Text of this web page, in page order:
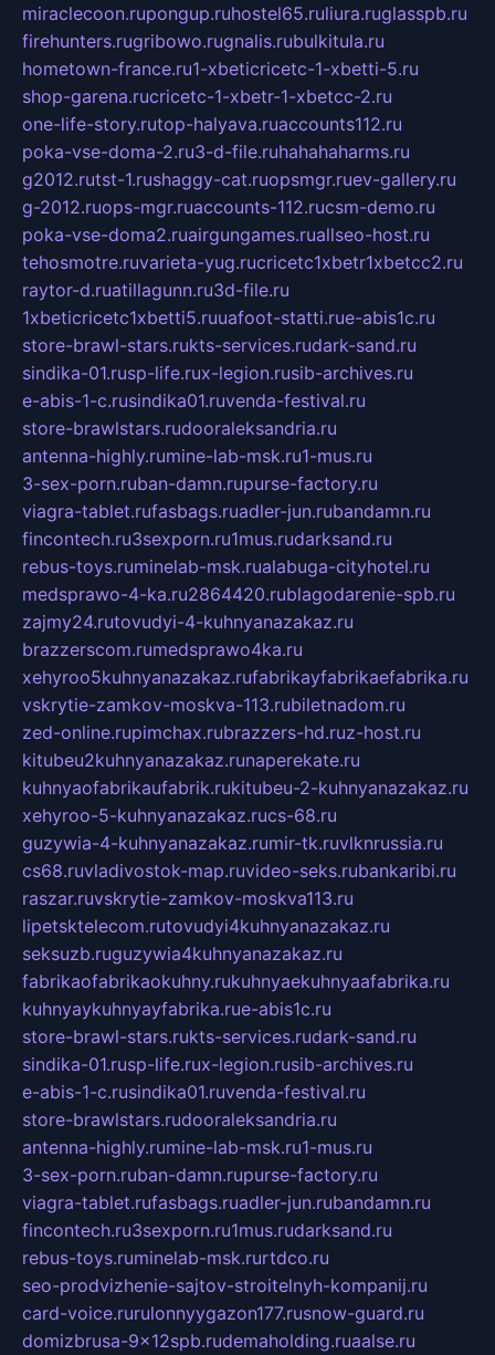
miraclecoon.rupongup.ruhostel65.ruliura.ruglasspb.ru
firehunters.rugribowo.rugnalis.rubulkitula.ru
hometown-france.ru1-xbeticricetc-1-xbetti-5.ru
shop-garena.rucricetc-1-xbetr-1-xbetcc-2.ru
one-life-story.rutop-halyava.ruaccounts112.ru
poka-vse-doma-2.ru3-d-file.ruhahahaharms.ru
g2012.rutst-1.rushaggy-cat.ruopsmgr.ruev-gallery.ru
g-2012.ruops-mgr.ruaccounts-112.rucsm-demo.ru
poka-vse-doma2.ruairgungames.ruallseo-host.ru
tehosmotre.ruvarieta-yug.rucricetc1xbetr1xbetcc2.ru
raytor-d.ruatillagunn.ru3d-file.ru
1xbeticricetc1xbetti5.ruuafoot-statti.rue-abis1c.ru
store-brawl-stars.rukts-services.rudark-sand.ru
sindika-01.rusp-life.rux-legion.rusib-archives.ru
e-abis-1-c.rusindika01.ruvenda-festival.ru
store-brawlstars.rudooraleksandria.ru
antenna-highly.rumine-lab-msk.ru1-mus.ru
3-sex-porn.ruban-damn.rupurse-factory.ru
viagra-tablet.rufasbags.ruadler-jun.rubandamn.ru
fincontech.ru3sexporn.ru1mus.rudarksand.ru
rebus-toys.ruminelab-msk.rualabuga-cityhotel.ru
medsprawo-4-ka.ru2864420.rublagodarenie-spb.ru
zajmy24.rutovudyi-4-kuhnyanazakaz.ru
brazzerscom.rumedsprawo4ka.ru
xehyroo5kuhnyanazakaz.rufabrikayfabrikaefabrika.ru
vskrytie-zamkov-moskva-113.rubiletnadom.ru
zed-online.rupimchax.rubrazzers-hd.ruz-host.ru
kitubeu2kuhnyanazakaz.runaperekate.ru
kuhnyaofabrikaufabrik.rukitubeu-2-kuhnyanazakaz.ru
xehyroo-5-kuhnyanazakaz.rucs-68.ru
guzywia-4-kuhnyanazakaz.rumir-tk.ruvlknrussia.ru
cs68.ruvladivostok-map.ruvideo-seks.rubankaribi.ru
raszar.ruvskrytie-zamkov-moskva113.ru
lipetsktelecom.rutovudyi4kuhnyanazakaz.ru
seksuzb.ruguzywia4kuhnyanazakaz.ru
fabrikaofabrikaokuhny.rukuhnyaekuhnyaafabrika.ru
kuhnyaykuhnyayfabrika.rue-abis1c.ru
store-brawl-stars.rukts-services.rudark-sand.ru
sindika-01.rusp-life.rux-legion.rusib-archives.ru
e-abis-1-c.rusindika01.ruvenda-festival.ru
store-brawlstars.rudooraleksandria.ru
antenna-highly.rumine-lab-msk.ru1-mus.ru
3-sex-porn.ruban-damn.rupurse-factory.ru
viagra-tablet.rufasbags.ruadler-jun.rubandamn.ru
fincontech.ru3sexporn.ru1mus.rudarksand.ru
rebus-toys.ruminelab-msk.rurtdco.ru
seo-prodvizhenie-sajtov-stroitelnyh-kompanij.ru
card-voice.rurulonnyygazon177.rusnow-guard.ru
domizbrusa-9x12spb.rudemaholding.ruaalse.ru